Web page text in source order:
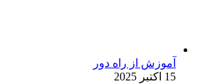
آموزش از راه دور
15 اکتبر 2025